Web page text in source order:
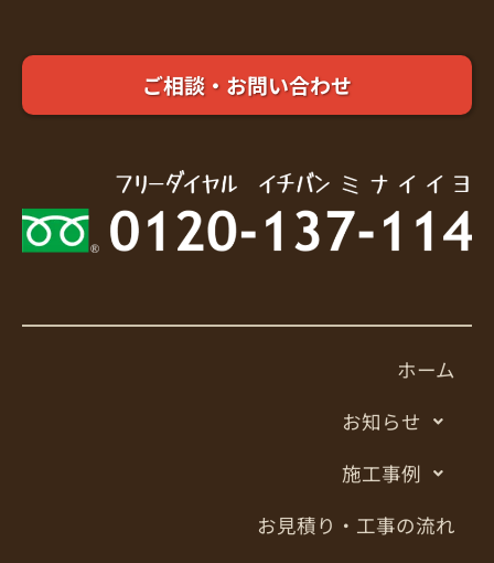
ご相談・お問い合わせ
ホーム
お知らせ
施工事例
お見積り・工事の流れ